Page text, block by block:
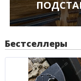
Бестселлеры